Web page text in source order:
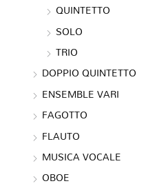
QUINTETTO
SOLO
TRIO
DOPPIO QUINTETTO
ENSEMBLE VARI
FAGOTTO
FLAUTO
MUSICA VOCALE
OBOE